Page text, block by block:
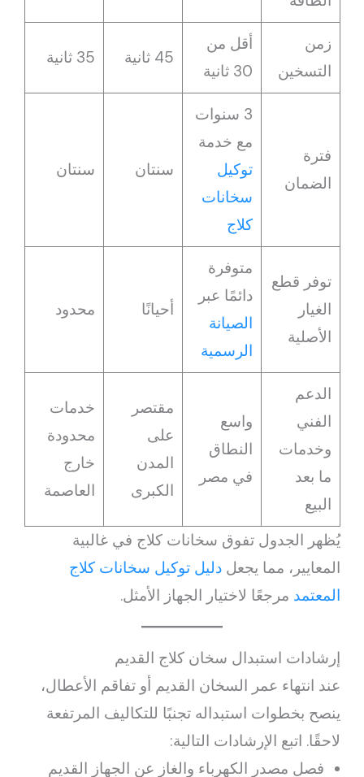
زمن
التسخين
أقل من
30 ثانية
45 ثانية 35 ثانية
فترة
الضمان
3 سنوات
مع خدمة
توكيل
سخانات
كلاج
سنتان سنتان
توفر قطع
الغيار
الأصلية
متوفرة
دائمًا عبر
الصيانة
الرسمية
أحيانًا محدود
الدعم
الفني
وخدمات
ما بعد
البيع
واسع
النطاق
في مصر
مقتصر
على
المدن
الكبرى
خدمات
محدودة
خارج
العاصمة
يُظهر الجدول تفوق سخانات كلاج في غالبية
المعايير، مما يجعلدليل توكيل سخانات كلاج
المعتمد مرجعًا لاختيار الجهاز الأمثل.
إرشادات استبدال سخان كلاج القديم
عند انتهاء عمر السخان القديم أو تفاقم الأعطال،
ينصح بخطوات استبداله تجنبًا للتكاليف المرتفعة
لاحقًا. اتبع الإرشادات التالية:
فصل مصدر الكهرباء والغاز عن الجهاز القديم